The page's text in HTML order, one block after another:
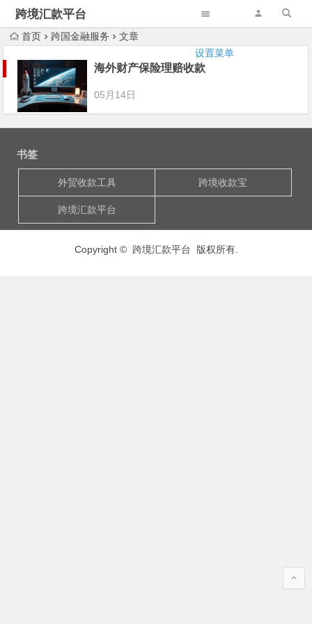
跨境汇款平台
设置菜单
首页 跨国金融服务 文章
海外财产保险理赔收款
05月14日
书签
外贸收款工具 跨境收款宝
跨境汇款平台
Copyright © 跨境汇款平台 版权所有.